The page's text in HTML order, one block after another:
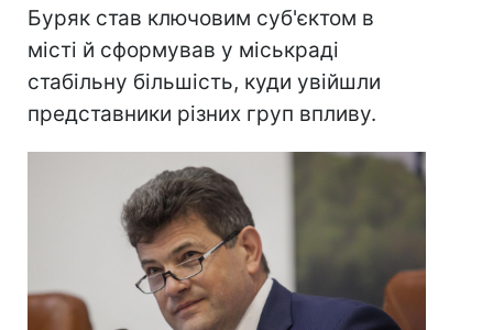
Буряк став ключовим суб'єктом в
місті й сформував у міськраді
стабільну більшість, куди увійшли
представники різних груп впливу.